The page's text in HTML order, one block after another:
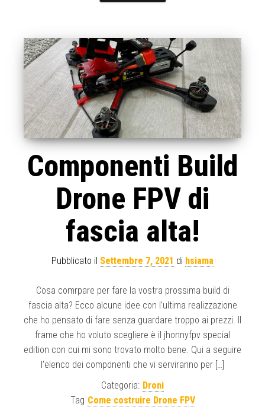
Componenti Build
Drone FPV di
fascia alta!
Pubblicato il Settembre 7, 2021 di hsiama
Cosa comrpare per fare la vostra prossima build di
fascia alta? Ecco alcune idee con l’ultima realizzazione
che ho pensato di fare senza guardare troppo ai prezzi. Il
frame che ho voluto scegliere è il jhonnyfpv special
edition con cui mi sono trovato molto bene. Qui a seguire
l’elenco dei componenti che vi serviranno per […]
Categoria: Droni
Tag Come costruire Drone FPV